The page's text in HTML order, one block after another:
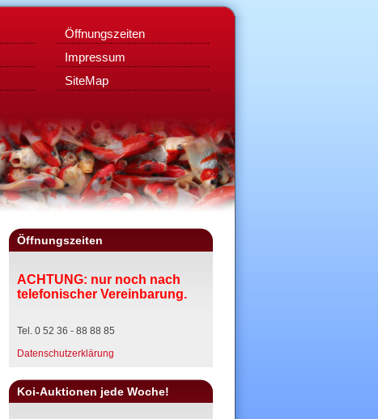
Öffnungszeiten
Impressum
SiteMap
Öffnungszeiten
ACHTUNG: nur noch nach
telefonischer Vereinbarung.
Tel. 0 52 36 - 88 88 85
Datenschutzerklärung
Koi-Auktionen jede Woche!